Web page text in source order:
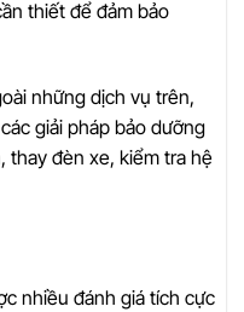
thiết để đảm bảo
những dịch vụ trên,
giải pháp bảo dưỡng
thay đèn xe, kiểm tra hệ
nhiều đánh giá tích cực